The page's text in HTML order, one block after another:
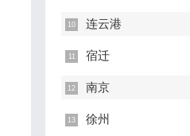
连云港
宿迁
南京
徐州